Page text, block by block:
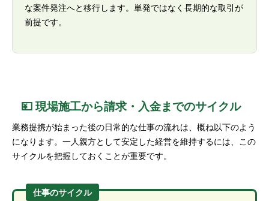
な案件発注へと移行します。単発ではなく長期的な取引が
前提です。
💴 現場施工から請求・入金までのサイクル
業務提携が始まった後の日常的な仕事の流れは、概ね以下のよう
になります。一人親方として安定した経営を維持するには、この
サイクルを把握しておくことが重要です。
仕事のサイクル